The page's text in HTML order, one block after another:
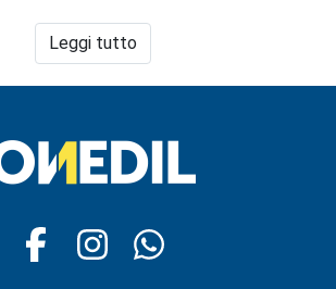
sulla ruggine, oppure
smalto sintetico, brillante per
e legno. E per qualsiasi dubbio,
Leggi tutto